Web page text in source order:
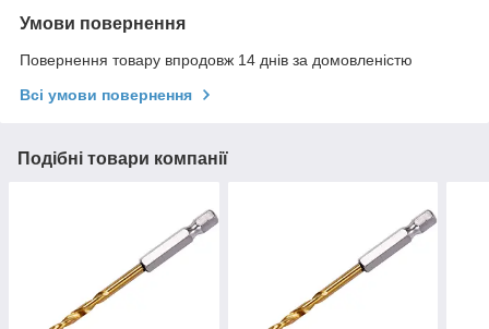
Умови повернення
Повернення товару впродовж 14 днів за домовленістю
Всі умови повернення
Подібні товари компанії